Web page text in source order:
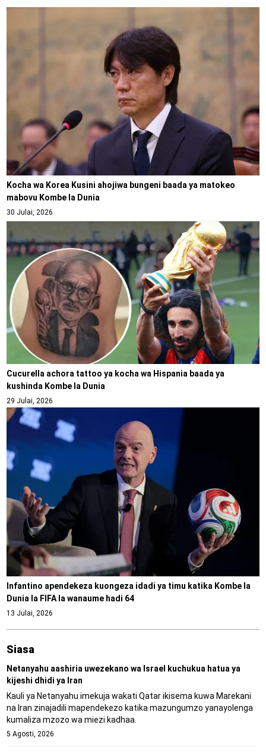
Kocha wa Korea Kusini ahojiwa bungeni baada ya matokeo
mabovu Kombe la Dunia
30 Julai, 2026
Cucurella achora tattoo ya kocha wa Hispania baada ya
kushinda Kombe la Dunia
29 Julai, 2026
Infantino apendekeza kuongeza idadi ya timu katika Kombe la
Dunia la FIFA la wanaume hadi 64
13 Julai, 2026
Siasa
Netanyahu aashiria uwezekano wa Israel kuchukua hatua ya
kijeshi dhidi ya Iran
Kauli ya Netanyahu imekuja wakati Qatar ikisema kuwa Marekani
na Iran zinajadili mapendekezo katika mazungumzo yanayolenga
kumaliza mzozo wa miezi kadhaa.
5 Agosti, 2026